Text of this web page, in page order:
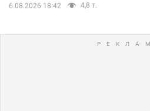
6.08.2026 18:42 4,8 т.